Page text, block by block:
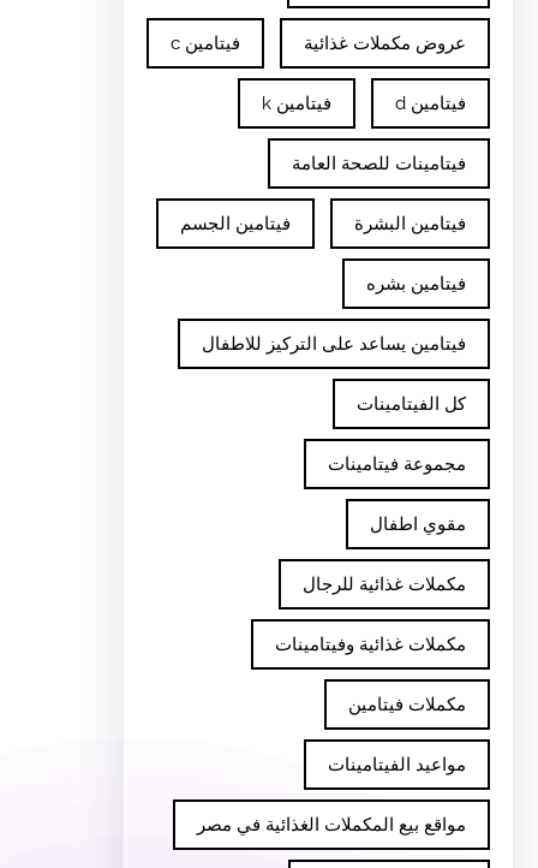
عروض مكملات غذائية فيتامين c
فيتامين d فيتامين k
فيتامينات للصحة العامة
فيتامين البشرة فيتامين الجسم
فيتامين بشره
فيتامين يساعد على التركيز للاطفال
كل الفيتامينات
مجموعة فيتامينات
مقوي اطفال
مكملات غذائية للرجال
مكملات غذائية وفيتامينات
مكملات فيتامين
مواعيد الفيتامينات
مواقع بيع المكملات الغذائية في مصر